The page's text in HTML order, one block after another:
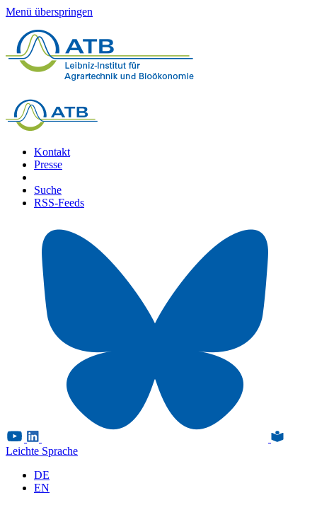
Menü überspringen
Kontakt
Presse
Suche
RSS-Feeds
Leichte Sprache
DE
EN